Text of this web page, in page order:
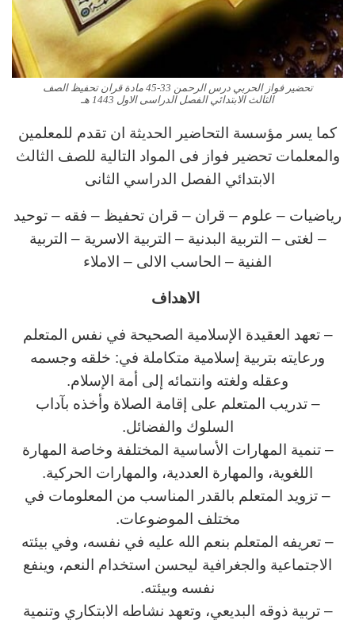
تحضير فواز الحربي درس الرحمن 33-45 مادة قران تحفيظ الصف
الثالث الابتدائي الفصل الدراسى الاول 1443 هـ
كما يسر مؤسسة التحاضير الحديثة ان تقدم للمعلمين
والمعلمات تحضير فواز فى المواد التالية للصف الثالث
الابتدائي الفصل الدراسي الثانى
رياضيات – علوم – قران – قران تحفيظ – فقه – توحيد
– لغتى – التربية البدنية – التربية الاسرية – التربية
الفنية – الحاسب الالى – الاملاء
الاهداف
– تعهد العقيدة الإسلامية الصحيحة في نفس المتعلم
ورعايته بتربية إسلامية متكاملة في: خلقه وجسمه
وعقله ولغته وانتمائه إلى أمة الإسلام.
– تدريب المتعلم على إقامة الصلاة وأخذه بآداب
السلوك والفضائل.
– تنمية المهارات الأساسية المختلفة وخاصة المهارة
اللغوية، والمهارة العددية، والمهارات الحركية.
– تزويد المتعلم بالقدر المناسب من المعلومات في
مختلف الموضوعات.
– تعريفه المتعلم بنعم الله عليه في نفسه، وفي بيئته
الاجتماعية والجغرافية ليحسن استخدام النعم، وينفع
نفسه وبيئته.
– تربية ذوقه البديعي، وتعهد نشاطه الابتكاري وتنمية